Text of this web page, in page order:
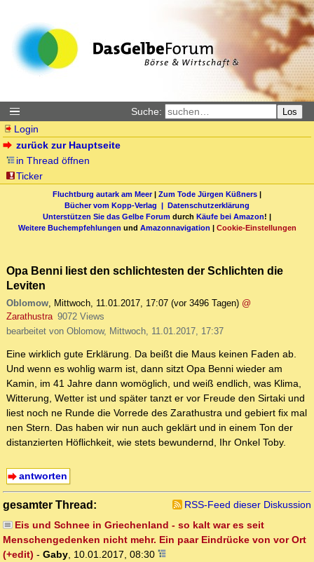
Suche: Los
Login
zurück zur Hauptseite
in Thread öffnen
Ticker
Fluchtburg autark am Meer| Zum Tode Jürgen Küßners |
Bücher vom Kopp-Verlag | Datenschutzerklärung
Unterstützen Sie das Gelbe Forum durch Käufe bei Amazon! |
Weitere Buchempfehlungen und Amazonnavigation | Cookie-Einstellungen
Opa Benni liest den schlichtesten der Schlichten die
Leviten
Oblomow, Mittwoch, 11.01.2017, 17:07 (vor 3496 Tagen) @
Zarathustra 9072 Views
bearbeitet von Oblomow, Mittwoch, 11.01.2017, 17:37
Eine wirklich gute Erklärung. Da beißt die Maus keinen Faden ab.
Und wenn es wohlig warm ist, dann sitzt Opa Benni wieder am
Kamin, im 41 Jahre dann womöglich, und weiß endlich, was Klima,
Witterung, Wetter ist und später tanzt er vor Freude den Sirtaki und
liest noch ne Runde die Vorrede des Zarathustra und gebiert fix mal
nen Stern. Das haben wir nun auch geklärt und in einem Ton der
distanzierten Höflichkeit, wie stets bewundernd, Ihr Onkel Toby.
antworten
gesamter Thread:
RSS-Feed dieser Diskussion
Eis und Schnee in Griechenland - so kalt war es seit
Menschengedenken nicht mehr. Ein paar Eindrücke von vor Ort
(+edit) - Gaby, 10.01.2017, 08:30